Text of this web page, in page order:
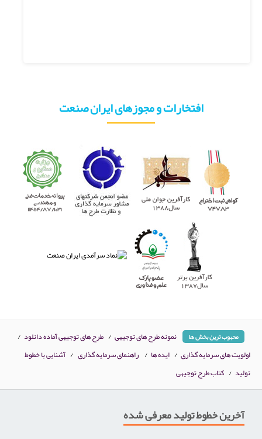
افتخارات و مجوزهای ایران صنعت
محبوب ترین بخش ها نمونه طرح های توجیهی / طرح های توجیهی آماده دانلود /
اولویت های سرمایه گذاری / ایده ها / راهنمای سرمایه گذاری / آشنایی با خطوط
تولید / کتاب طرح توجیهی
آخرین خطوط تولید معرفی شده